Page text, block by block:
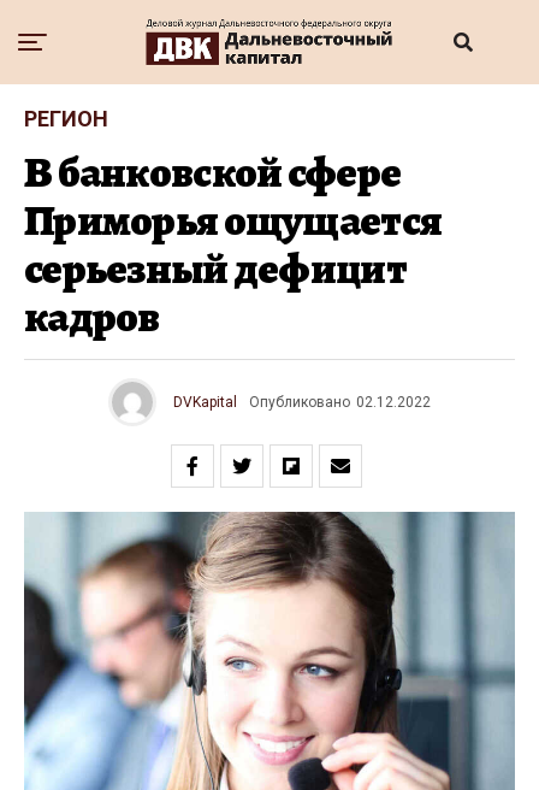
РЕГИОН
В банковской сфере
Приморья ощущается
серьезный дефицит
кадров
DVKapital Опубликовано 02.12.2022